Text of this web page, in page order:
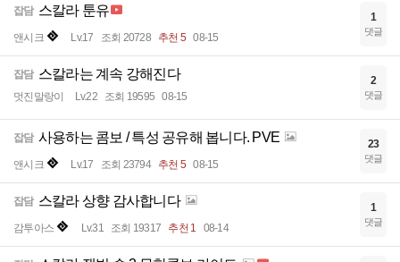
잡담 스칼라 툰유
앤시크 Lv.17 조회 20728 추천 5 08-15
1
댓글
잡담 스칼라는 계속 강해진다
멋진말랑이 Lv.22 조회 19595 08-15
2
댓글
잡담 사용하는 콤보 / 특성 공유해 봅니다. PVE
앤시크 Lv.17 조회 23794 추천 5 08-15
23
댓글
잡담 스칼라 상향 감사합니다
감투아스 Lv.31 조회 19317 추천 1 08-14
1
댓글